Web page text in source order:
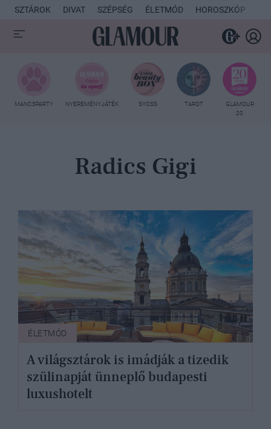
SZTÁROK DIVAT SZÉPSÉG ÉLETMÓD HOROSZKÓP
MANCSPARTY NYEREMÉNYJÁTÉK SYOSS TAROT
GLAMOUR
20
Radics Gigi
ÉLETMÓD
A világsztárok is imádják a tizedik
szülinapját ünneplő budapesti
luxushotelt